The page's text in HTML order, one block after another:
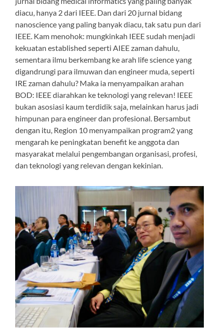
diacu, hanya 2 dari IEEE. Dan dari 20 jurnal bidang
nanoscience yang paling banyak diacu, tak satu pun dari
IEEE. Kam menohok: mungkinkah IEEE sudah menjadi
kekuatan established seperti AIEE zaman dahulu,
sementara ilmu berkembang ke arah life science yang
digandrungi para ilmuwan dan engineer muda, seperti
IRE zaman dahulu? Maka ia menyampaikan arahan
BOD: IEEE diarahkan ke teknologi yang relevan! IEEE
bukan asosiasi kaum terdidik saja, melainkan harus jadi
himpunan para engineer dan profesional. Bersambut
dengan itu, Region 10 menyampaikan program2 yang
mengarah ke peningkatan benefit ke anggota dan
masyarakat melalui pengembangan organisasi, profesi,
dan teknologi yang relevan dengan kekinian.